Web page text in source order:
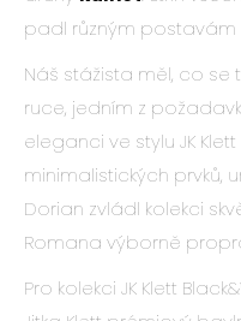
padl různým postavám
Náš stážista měl, co se
ruce, jedním z
eleganci ve stylu JK
minimalistických prvků,
Dorian zvládl kolekci
Romana výborně
Pro kolekci JK Klett